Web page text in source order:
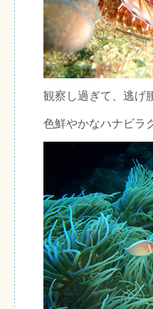
観察し過ぎて、逃げ
色鮮やかなハナビラ